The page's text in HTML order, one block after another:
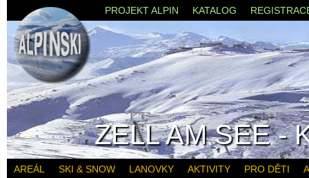
PROJEKT ALPIN KATALOG
AREÁL SKI & SNOW LANOVKY AKTIVITY PRO DĚTI
ZELL AM SEE -